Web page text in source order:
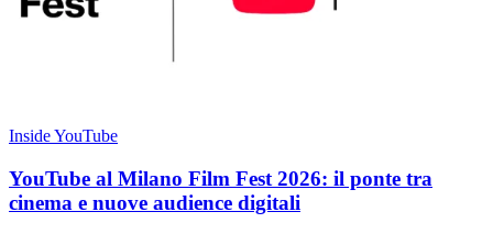
Inside YouTube
YouTube al Milano Film Fest 2026: il ponte tra
cinema e nuove audience digitali